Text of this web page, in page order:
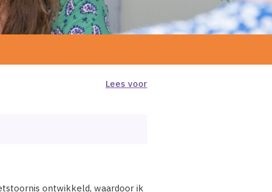
Lees voor
ontwikkeld, waardoor ik